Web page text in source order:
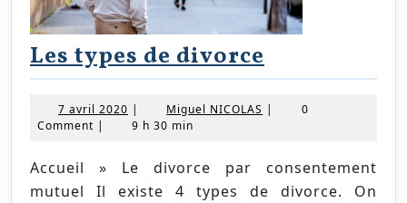
Les types de divorce
types
de
7 avril 2020 7
avril
| Miguel NICOLAS Miguel
|
0
Comment | 9 h 30 min
Accueil » Le divorce par consentement
mutuel Il existe 4 types de divorce. On